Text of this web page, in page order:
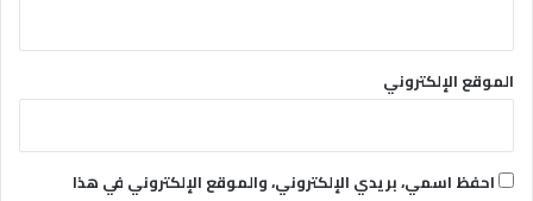
الموقع الإلكتروني
احفظ اسمي، بريدي الإلكتروني، والموقع الإلكتروني في هذا